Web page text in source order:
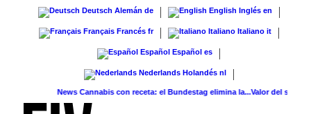
Deutsch Alemán de English Inglés en
Français Francés fr Italiano Italiano it
Español Español es
Nederlands Holandés nl
News Cannabis con receta: el Bundestag elimina la...Valor del suelo de